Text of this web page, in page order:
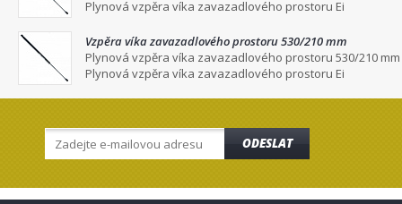
Plynová vzpěra víka zavazadlového prostoru Ei
Vzpěra víka zavazadlového prostoru 530/210 mm
Plynová vzpěra víka zavazadlového prostoru 530/210 mm
Plynová vzpěra víka zavazadlového prostoru Ei
ODESLAT